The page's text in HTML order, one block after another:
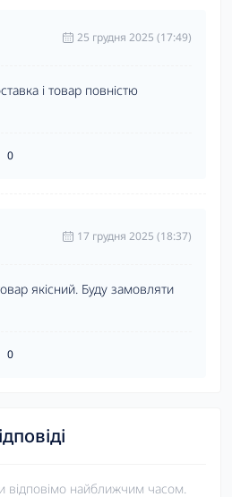
25 грудня 2025 (17:49)
і товар повністю
0
17 грудня 2025 (18:37)
якісний. Буду замовляти
0
відповімо найближчим часом.